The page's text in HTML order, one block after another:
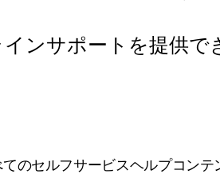
ンサポートを提供で
のセルフサービスヘルプコンテ